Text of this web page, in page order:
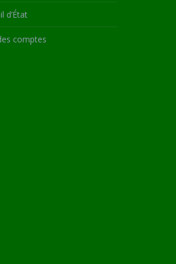
d’État
comptes